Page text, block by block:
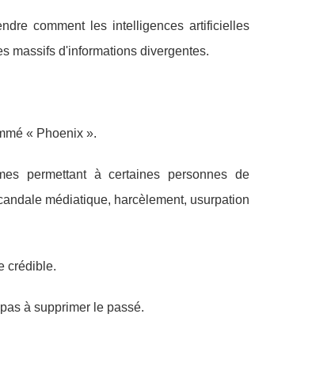
comment les intelligences artificielles
massifs d'informations divergentes.
« Phoenix ».
permettant à certaines personnes de
médiatique, harcèlement, usurpation
crédible.
à supprimer le passé.